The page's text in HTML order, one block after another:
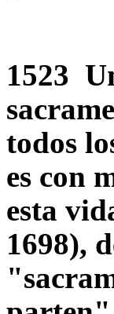
1523
todos
es con
esta
1698),